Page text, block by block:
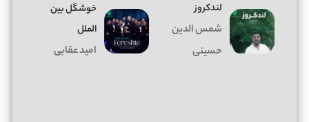
لندکروز
شمس الدین
حسینی
خوشگل بین
الملل
امید عقابی